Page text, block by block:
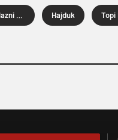
Ljetni prijelazni rok 2026. Hajduk Topi